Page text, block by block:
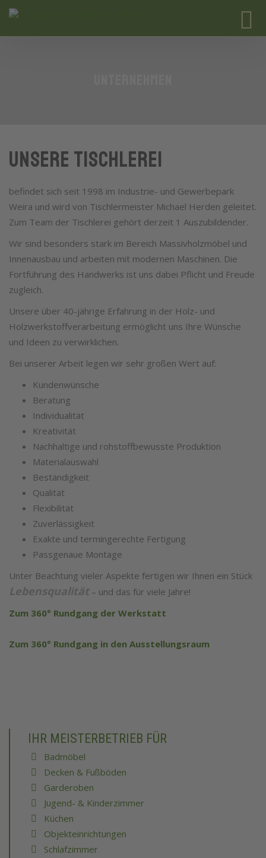
UNSERE TISCHLEREI
befindet sich seit 1998 im Industrie- und Gewerbepark
Weira und wird von Tischlermeister Michael Herden geleitet.
Zum Team der Tischlerei gehört derzeit 1 Auszubildender.
Wir sind besonders stark im Bereich Massivholzmöbel und
Innenausbau und arbeiten mit modernen Maschinen. Die
Fortführung des Handwerks ist uns dabei Pflicht und Freude
zugleich.
Unsere über 40-jährige Erfahrung in der Holz- und
Holzwerkstoffverarbeitung ermöglicht uns Ihre Wünsche
und Ideen zu verwirklichen.
Bei unserer Arbeit legen wir sehr großen Wert auf:
Kundenwünsche
Beratung
Individualität
Kreativität
Nachhaltige und rohstoffbewusste Produktion
Materialauswahl
Beständigkeit
Qualität
Flexibilität
Zuverlässigkeit
Exakte und termingerechte Fertigung
Passgenaue Montage
Unter Beachtung vieler Aspekte fertigen wir Ihnen ein Stück
Lebensqualität– und das für viele Jahre!
Zum 360° Rundgang der Werkstatt
Zum 360° Rundgang in den Ausstellungsraum
IHR MEISTERBETRIEB FÜR
Badmöbel
Decken & Fußböden
Garderoben
Jugend- & Kinderzimmer
Küchen
Objekteinrichtungen
Schlafzimmer